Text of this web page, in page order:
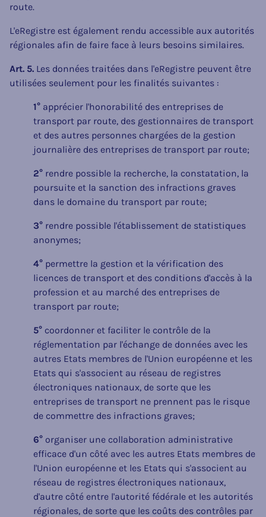
route.
L'eRegistre est également rendu accessible aux autorités
régionales afin de faire face à leurs besoins similaires.
Art. 5. Les données traitées dans l'eRegistre peuvent être
utilisées seulement pour les finalités suivantes :
1° apprécier l'honorabilité des entreprises de
transport par route, des gestionnaires de transport
et des autres personnes chargées de la gestion
journalière des entreprises de transport par route;
2° rendre possible la recherche, la constatation, la
poursuite et la sanction des infractions graves
dans le domaine du transport par route;
3° rendre possible l'établissement de statistiques
anonymes;
4° permettre la gestion et la vérification des
licences de transport et des conditions d'accès à la
profession et au marché des entreprises de
transport par route;
5° coordonner et faciliter le contrôle de la
réglementation par l'échange de données avec les
autres Etats membres de l'Union européenne et les
Etats qui s'associent au réseau de registres
électroniques nationaux, de sorte que les
entreprises de transport ne prennent pas le risque
de commettre des infractions graves;
6° organiser une collaboration administrative
efficace d'un côté avec les autres Etats membres de
l'Union européenne et les Etats qui s'associent au
réseau de registres électroniques nationaux,
d'autre côté entre l'autorité fédérale et les autorités
régionales, de sorte que les coûts des contrôles par